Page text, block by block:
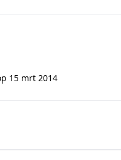
15 mrt 2014